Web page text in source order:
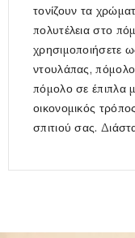
τονίζουν τα
πολυτέλεια στο
χρησιμοποιήσετε
ντουλάπας,
πόμολο σε έπιπλα
οικονομικός
σπιτιού σας.